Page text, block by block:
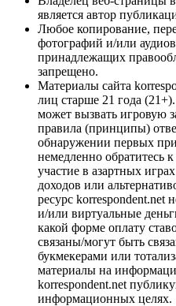
является автор
Любое копирование,
фотографий и/или
принадлежащих
запрещено.
Материалы сайта
лиц старше 21 года
может вызвать игровую
правила (принципы)
обнаружении первых
немедленно обратитесь
участие в азартных
доходов или
ресурс korrespondent.net
и/или виртуальные
какой форме оплату
связаны/могут быть
букмекерами или
материалы на
korrespondent.net
информационных целях.